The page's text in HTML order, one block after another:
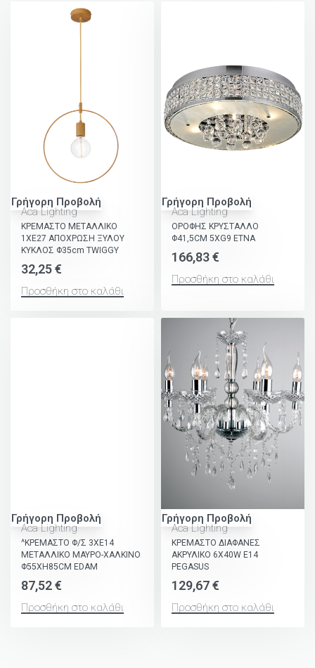
Γρήγορη Προβολή
Aca Lighting
ΚΡΕΜΑΣΤΟ ΜΕΤΑΛΛΙΚΟ
1ΧΕ27 ΑΠΟΧΡΩΣΗ ΞΥΛΟΥ
ΚΥΚΛΟΣ Φ35cm TWIGGY
32,25€
Προσθήκη στο καλάθι
Γρήγορη Προβολή
Aca Lighting
ΟΡΟΦΗΣ ΚΡΥΣΤΑΛΛΟ
Φ41,5CM 5ΧG9 ETNA
166,83€
Προσθήκη στο καλάθι
Γρήγορη Προβολή
Aca Lighting
^ΚΡΕΜΑΣΤΟ Φ/Σ 3ΧΕ14
ΜΕΤΑΛΛΙΚΟ ΜΑΥΡΟ-ΧΑΛΚΙΝΟ
Φ55ΧΗ85CM EDAM
87,52€
Προσθήκη στο καλάθι
Γρήγορη Προβολή
Aca Lighting
ΚΡΕΜΑΣΤΟ ΔΙΑΦΑΝΕΣ
ΑΚΡΥΛΙΚΟ 6X40W E14
PEGASUS
129,67€
Προσθήκη στο καλάθι